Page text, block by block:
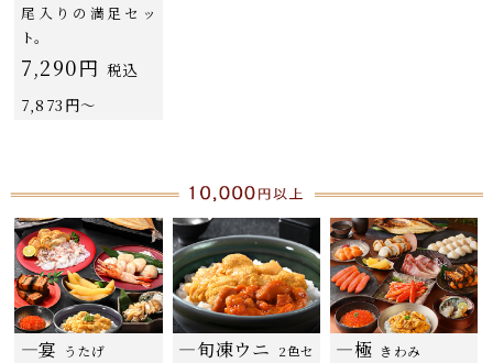
尾入りの満足セッ
ト。
7,290円 税込
7,873円〜
―宴 うたげ ―旬凍ウニ
2色セ
―極 きわみ